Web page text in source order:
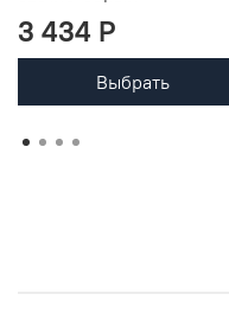
3 434 P
Выбрать